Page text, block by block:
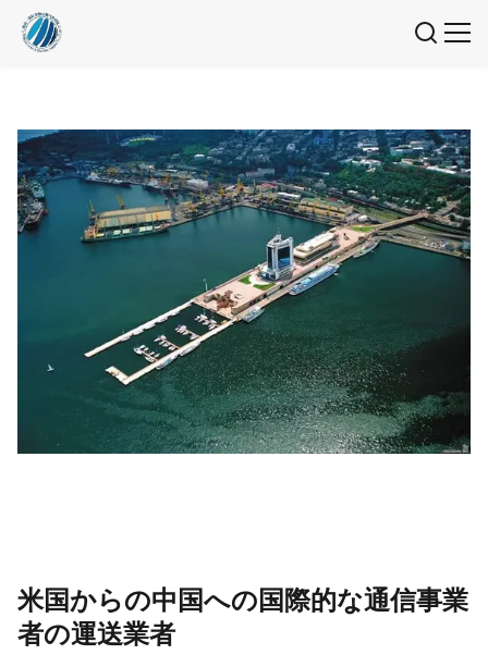
米国からの中国への国際的な通信事業
者の運送業者